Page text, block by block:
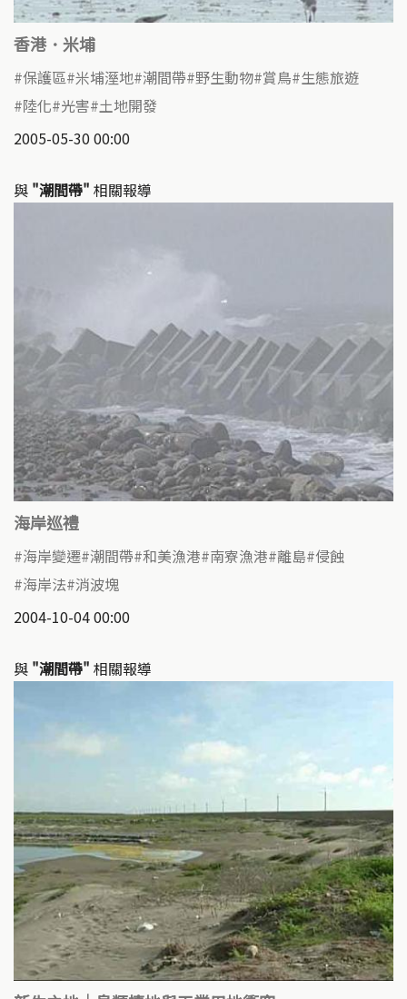
香港．米埔
保護區 米埔溼地 潮間帶 野生動物 賞鳥 生態旅遊
陸化 光害 土地開發
2005-05-30 00:00
與 "潮間帶" 相關報導
海岸巡禮
海岸變遷 潮間帶 和美漁港 南寮漁港 離島 侵蝕
海岸法 消波塊
2004-10-04 00:00
與 "潮間帶" 相關報導